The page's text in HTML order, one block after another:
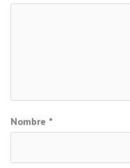
Nombre *